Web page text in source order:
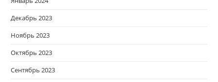
Декабрь 2023
Ноябрь 2023
Октябрь 2023
Сентябрь 2023